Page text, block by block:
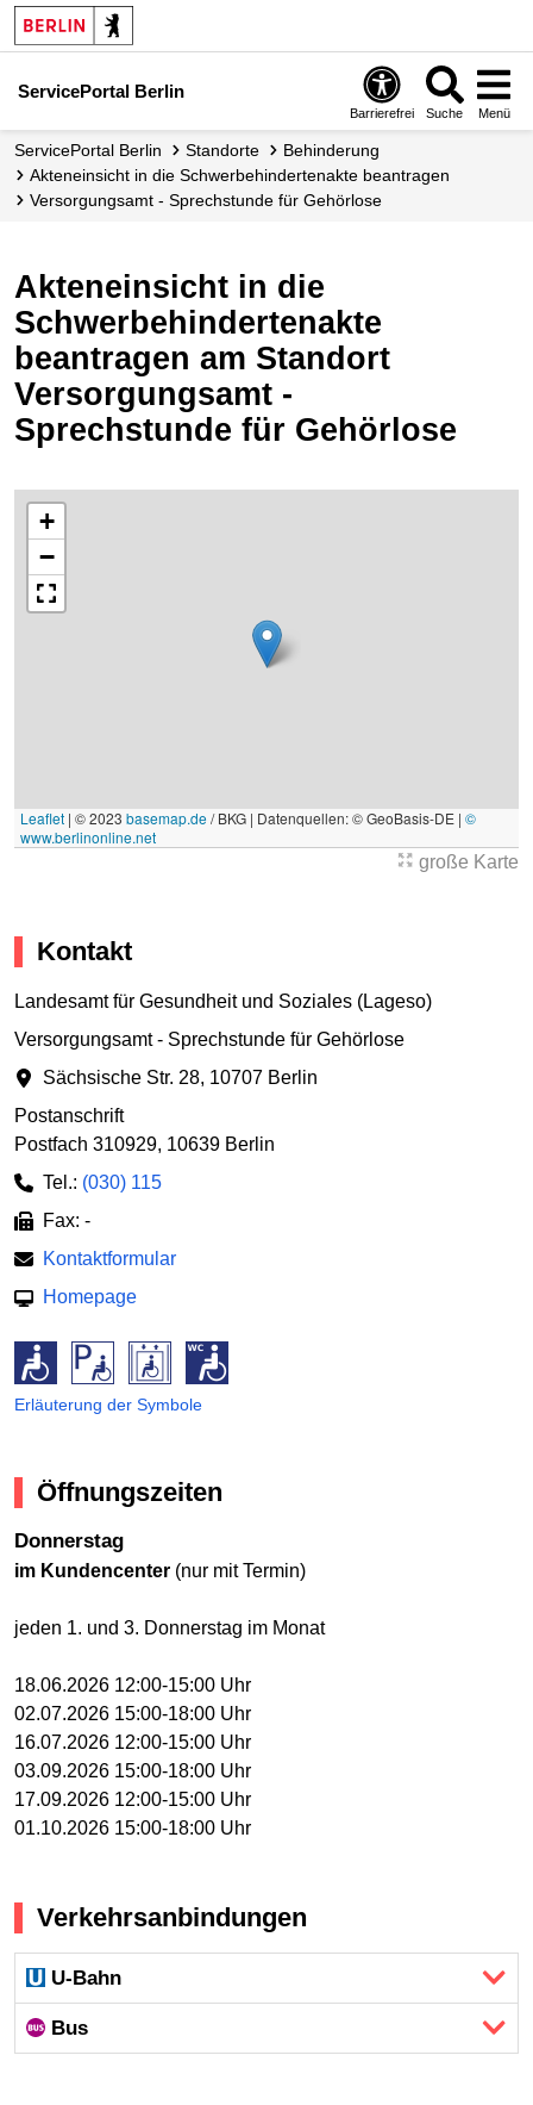
ServicePortal Berlin
Barrierefrei Suche Menü
ServicePortal Berlin Standorte
Behinderung
Akteneinsicht in die Schwerbehindertenakte beantragen
Versorgungsamt - Sprechstunde für Gehörlose
Akteneinsicht in die
Schwerbehindertenakte
beantragen am Standort
Versorgungsamt -
Sprechstunde für Gehörlose
+
−
Leaflet | © 2023 basemap.de/ BKG | Datenquellen: © GeoBasis-DE | ©
www.berlinonline.net
große Karte
Kontakt
Landesamt für Gesundheit und Soziales (Lageso)
Versorgungsamt - Sprechstunde für Gehörlose
Sächsische Str. 28, 10707 Berlin
Postanschrift
Postfach 310929, 10639 Berlin
Tel.: (030) 115
Fax: -
Kontaktformular
Homepage
Erläuterung der Symbole
Öffnungszeiten
Donnerstag
im Kundencenter (nur mit Termin)
jeden 1. und 3. Donnerstag im Monat
18.06.2026 12:00-15:00 Uhr
02.07.2026 15:00-18:00 Uhr
16.07.2026 12:00-15:00 Uhr
03.09.2026 15:00-18:00 Uhr
17.09.2026 12:00-15:00 Uhr
01.10.2026 15:00-18:00 Uhr
Verkehrsanbindungen
U-Bahn
Bus